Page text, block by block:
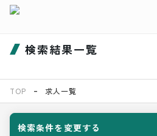
検索結果一覧
TOP 求人一覧
検索条件を変更する